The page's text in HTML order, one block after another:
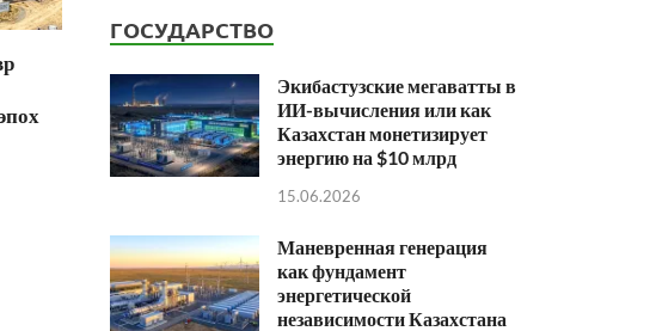
ГОСУДАРСТВО
Экибастузские мегаватты в
ИИ-вычисления или как
Казахстан монетизирует
энергию на $10 млрд
15.06.2026
Маневренная генерация
как фундамент
энергетической
независимости Казахстана